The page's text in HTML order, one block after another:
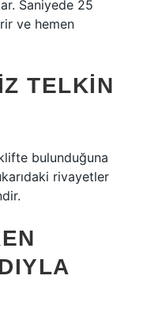
Saniyede 25
ve hemen
TELKIN
bulunduğuna
rivayetler